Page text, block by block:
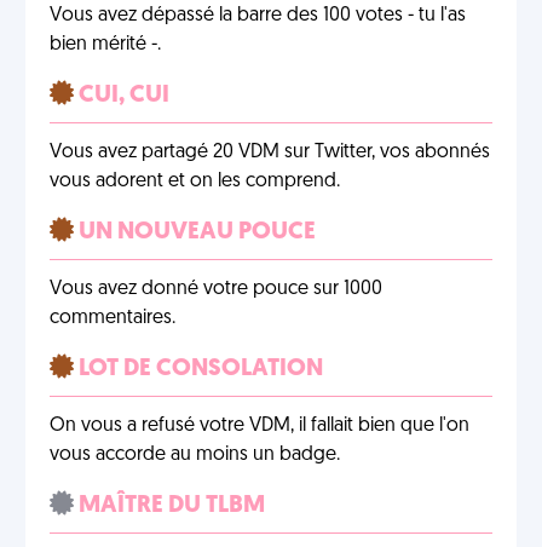
Vous avez dépassé la barre des 100 votes - tu l'as
bien mérité -.
CUI, CUI
Vous avez partagé 20 VDM sur Twitter, vos abonnés
vous adorent et on les comprend.
UN NOUVEAU POUCE
Vous avez donné votre pouce sur 1000
commentaires.
LOT DE CONSOLATION
On vous a refusé votre VDM, il fallait bien que l'on
vous accorde au moins un badge.
MAÎTRE DU TLBM